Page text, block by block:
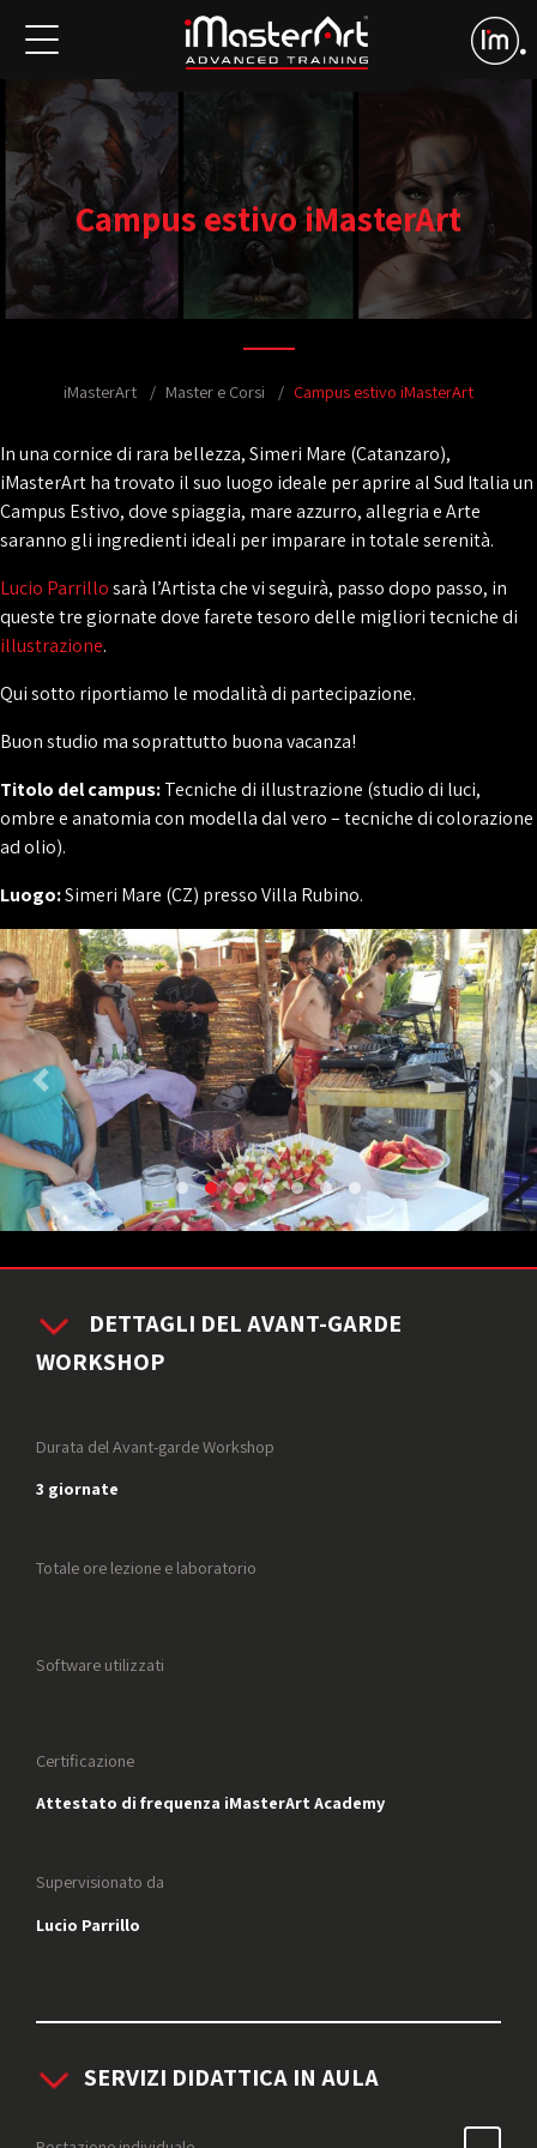
Campus estivo iMasterArt
iMasterArt Master e Corsi Campus estivo iMasterArt
In una cornice di rara bellezza, Simeri Mare (Catanzaro),
iMasterArt ha trovato il suo luogo ideale per aprire al Sud Italia un
Campus Estivo, dove spiaggia, mare azzurro, allegria e Arte
saranno gli ingredienti ideali per imparare in totale serenità.
Lucio Parrillosarà l’Artista che vi seguirà, passo dopo passo, in
queste tre giornate dove farete tesoro delle migliori tecniche di
illustrazione.
Qui sotto riportiamo le modalità di partecipazione.
Buon studio ma soprattutto buona vacanza!
Titolo del campus:Tecniche di illustrazione (studio di luci,
ombre e anatomia con modella dal vero – tecniche di colorazione
ad olio).
Luogo:Simeri Mare (CZ) presso Villa Rubino.
DETTAGLI DEL AVANT-GARDE
WORKSHOP
Durata del Avant-garde Workshop
3 giornate
Totale ore lezione e laboratorio
Software utilizzati
Certificazione
Attestato di frequenza iMasterArt Academy
Supervisionato da
Lucio Parrillo
SERVIZI DIDATTICA IN AULA